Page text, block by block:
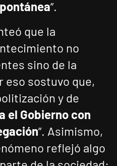
”.
que la
no
sino de la
eso sostuvo que,
y de
el Gobierno con
”. Asimismo,
reflejó algo